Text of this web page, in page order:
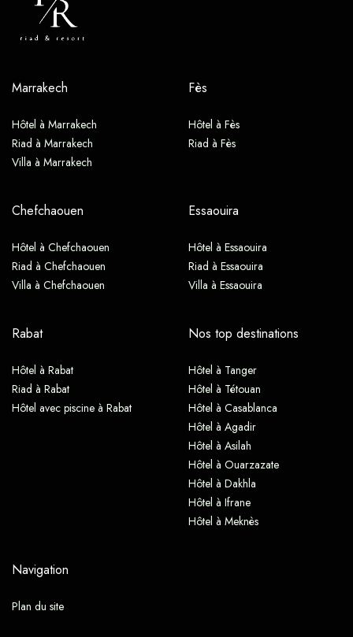
Marrakech
Hôtel à Marrakech
Riad à Marrakech
Villa à Marrakech
Fès
Hôtel à Fès
Riad à Fès
Chefchaouen
Hôtel à Chefchaouen
Riad à Chefchaouen
Villa à Chefchaouen
Essaouira
Hôtel à Essaouira
Riad à Essaouira
Villa à Essaouira
Rabat
Hôtel à Rabat
Riad à Rabat
Hôtel avec piscine à Rabat
Nos top destinations
Hôtel à Tanger
Hôtel à Tétouan
Hôtel à Casablanca
Hôtel à Agadir
Hôtel à Asilah
Hôtel à Ouarzazate
Hôtel à Dakhla
Hôtel à Ifrane
Hôtel à Meknès
Navigation
Plan du site